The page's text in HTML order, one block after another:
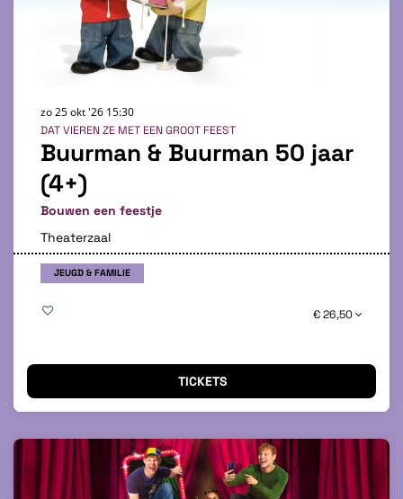
Buurman & Buurman 50 jaar
(4+)
Bouwen een feestje
DAT VIEREN ZE MET EEN GROOT FEEST
zo 25 okt '26 15:30
Theaterzaal
JEUGD & FAMILIE
€ 26,50
TICKETS